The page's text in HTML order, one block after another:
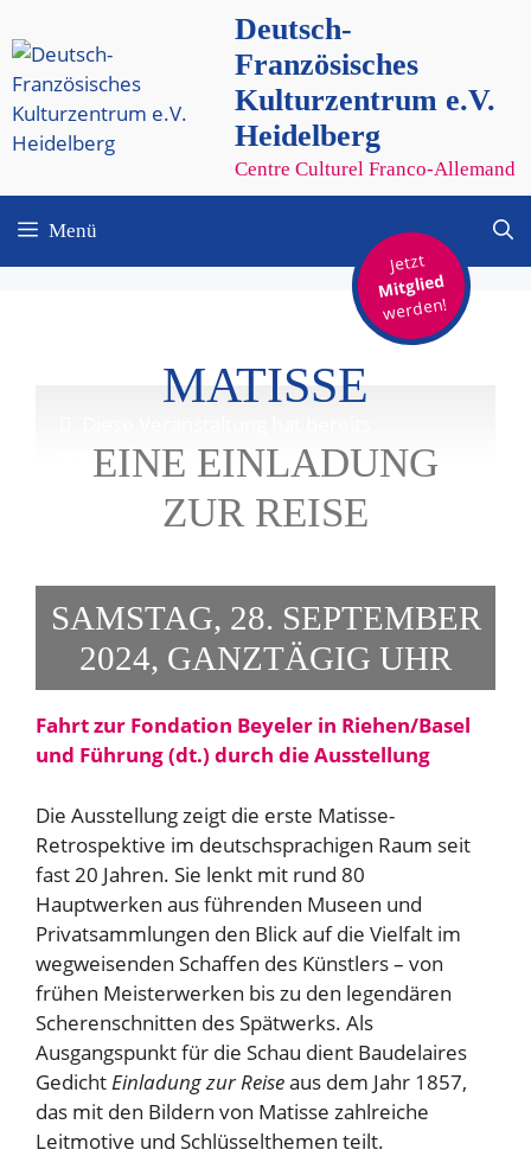
Inhalt
springen
Deutsch-
Französisches
Kulturzentrum e.V.
Heidelberg
Centre Culturel Franco-Allemand
Jetzt
Mitglied
werden!
Menü
stattgefunden.
MATISSE
EINE EINLADUNG
ZUR REISE
SAMSTAG, 28. SEPTEMBER
2024, GANZTÄGIG UHR
Fahrt zur Fondation Beyeler in Riehen/Basel
und Führung (dt.) durch die Ausstellung
Die Ausstellung zeigt die erste Matisse-
Retrospektive im deutschsprachigen Raum seit
fast 20 Jahren. Sie lenkt mit rund 80
Hauptwerken aus führenden Museen und
Privatsammlungen den Blick auf die Vielfalt im
wegweisenden Schaffen des Künstlers – von
frühen Meisterwerken bis zu den legendären
Scherenschnitten des Spätwerks. Als
Ausgangspunkt für die Schau dient Baudelaires
Gedicht Einladung zur Reiseaus dem Jahr 1857,
das mit den Bildern von Matisse zahlreiche
Leitmotive und Schlüsselthemen teilt.